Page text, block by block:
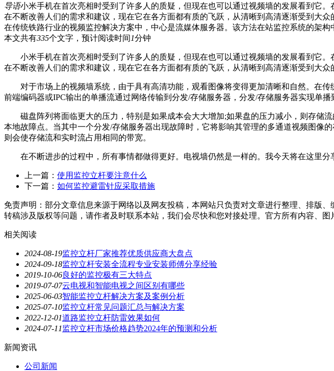
导语小米手机在首次亮相时受到了许多人的质疑，但现在也可以通过视频墙的发展看到它
在不断改善人们的需求和建议，现在它在各方面都有质的飞跃，从清晰到高清逐渐受到大
在传统铁路行业的视频监控解决方案中，中心是流媒体服务器。该方法在站监控系统的架
本文共有335个文字，预计阅读时间 1分钟
小米手机在首次亮相时受到了许多人的质疑，但现在也可以通过视频墙的发展看到它。
在不断改善人们的需求和建议，现在它在各方面都有质的飞跃，从清晰到高清逐渐受到大众
对于市场上的视频墙系统，由于具有高清功能，观看图像将变得更加清晰和自然。在传
前端编码器或IPC输出的单播流通过网络传输到分发/存储服务器，分发/存储服务器实现单播
磁盘阵列将面临更大的压力，特别是如果成本会大大增加;如果盘的压力减小，则存储
本地故障点。当其中一个分发/存储服务器出现故障时，它将影响其管理的多通道视频图像
则会使存储流和实时流占用相同的带宽。
在不断进步的过程中，所有事情都做得更好。电视墙仍然是一样的。我今天将在这里分
上一篇： 使用监控立杆要注意什么
下一篇： 如何监控避雷针应采取措施
免责声明：部分文章信息来源于网络以及网友投稿，本网站只负责对文章进行整理、排版
转稿涉及版权等问题，请作者及时联系本站，我们会尽快和您对接处理。官方所有内容、
相关阅读
2024-08-19监控立杆厂家推荐优质供应商大盘点
2024-09-18监控立杆安装全流程专业安装师傅分享经验
2019-10-06良好的监控极有三大特点
2019-07-07云电视和智能电视之间区别有哪些
2025-06-03智能监控立杆解决方案及案例分析
2025-07-10监控立杆常见问题汇总与解决方案
2022-12-01道路监控立杆防雷效果如何
2024-07-11监控立杆市场价格趋势2024年的预测和分析
新闻资讯
公司新闻